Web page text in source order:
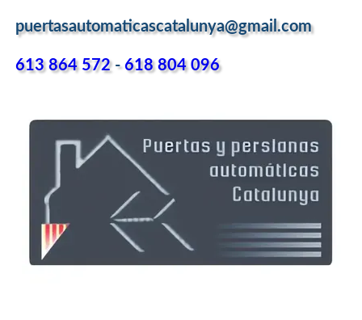
puertasautomaticascatalunya@gmail.com
613 864 572-618 804 096